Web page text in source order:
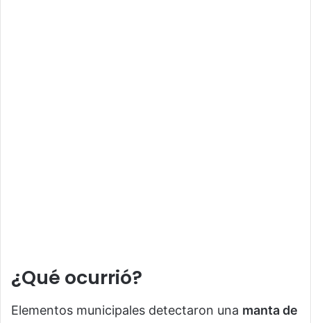
¿Qué ocurrió?
Elementos municipales detectaron una manta de